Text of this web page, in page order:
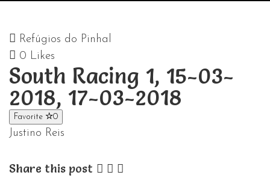
Refúgios do Pinhal
0 Likes
South Racing 1, 15-03-
2018, 17-03-2018
Favorite 0
Justino Reis
Share this post